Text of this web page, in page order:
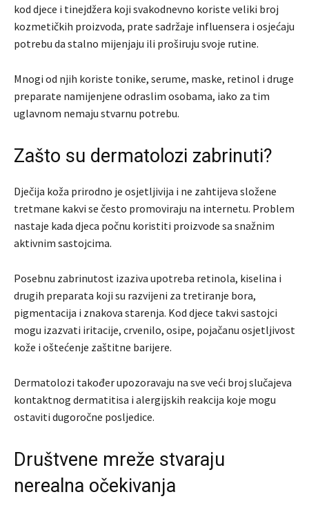
kod djece i tinejdžera koji svakodnevno koriste veliki broj
kozmetičkih proizvoda, prate sadržaje influensera i osjećaju
potrebu da stalno mijenjaju ili proširuju svoje rutine.
Mnogi od njih koriste tonike, serume, maske, retinol i druge
preparate namijenjene odraslim osobama, iako za tim
uglavnom nemaju stvarnu potrebu.
Zašto su dermatolozi zabrinuti?
Dječija koža prirodno je osjetljivija i ne zahtijeva složene
tretmane kakvi se često promoviraju na internetu. Problem
nastaje kada djeca počnu koristiti proizvode sa snažnim
aktivnim sastojcima.
Posebnu zabrinutost izaziva upotreba retinola, kiselina i
drugih preparata koji su razvijeni za tretiranje bora,
pigmentacija i znakova starenja. Kod djece takvi sastojci
mogu izazvati iritacije, crvenilo, osipe, pojačanu osjetljivost
kože i oštećenje zaštitne barijere.
Dermatolozi također upozoravaju na sve veći broj slučajeva
kontaktnog dermatitisa i alergijskih reakcija koje mogu
ostaviti dugoročne posljedice.
Društvene mreže stvaraju
nerealna očekivanja